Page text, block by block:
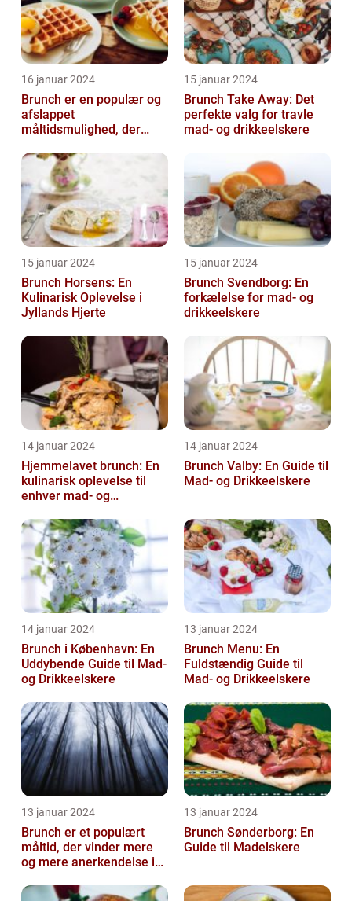
16 januar 2024
Brunch er en populær og
afslappet
måltidsmulighed, der
fra både morgenmad og
15 januar 2024
Brunch Take Away: Det
perfekte valg for travle
mad- og drikkeelskere
15 januar 2024
Brunch Horsens: En
Kulinarisk Oplevelse i
Jyllands Hjerte
15 januar 2024
Brunch Svendborg: En
forkælelse for mad- og
drikkeelskere
14 januar 2024
Hjemmelavet brunch: En
kulinarisk oplevelse til
enhver mad- og
14 januar 2024
Brunch Valby: En Guide til
Mad- og Drikkeelskere
14 januar 2024
Brunch i København: En
Uddybende Guide til Mad-
og Drikkeelskere
13 januar 2024
Brunch Menu: En
Fuldstændig Guide til
Mad- og Drikkeelskere
13 januar 2024
Brunch er et populært
måltid, der vinder mere
og mere anerkendelse i
verden
13 januar 2024
Brunch Sønderborg: En
Guide til Madelskere